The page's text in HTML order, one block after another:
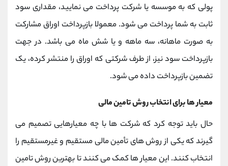
پولی که به موسسه یا شرکت پرداخت می نمایید، مقداری سود
ثابت به شما پرداخت می شود. معمولا بازپرداخت اوراق مشارکت
به صورت ماهانه، سه ماهه و یا شش ماه می باشد. در جهت
بازپرداخت سود نیز، از طرف شرکتی که اوراق را منتشر کرده، یک
تضمین بازپرداخت داده می شود.
معیار ها برای انتخاب روش تامین مالی
حال باید توجه کرد که شرکت ها با چه معیارهایی تصمیم می
گیرند که یکی از روش های تأمین مالی مستقیم و غیرمستقیم را
انتخاب کنند. این معیار ها کمک می کنند تا بهترین روش تامین